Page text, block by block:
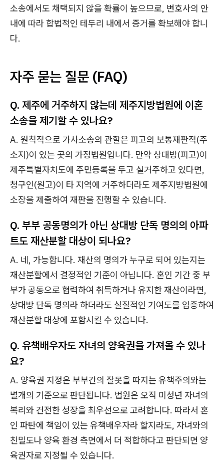
소송에서도 채택되지 않을 확률이 높으므로, 변호사의 안
내에 따라 합법적인 테두리 내에서 증거를 확보해야 합니
다.
자주 묻는 질문 (FAQ)
Q. 제주에 거주하지 않는데 제주지방법원에 이혼
소송을 제기할 수 있나요?
A. 원칙적으로 가사소송의 관할은 피고의 보통재판적(주
소지)이 있는 곳의 가정법원입니다. 만약 상대방(피고)이
제주특별자치도에 주민등록을 두고 실거주하고 있다면,
청구인(원고)이 타 지역에 거주하더라도 제주지방법원에
소장을 제출하여 재판을 진행할 수 있습니다.
Q. 부부 공동명의가 아닌 상대방 단독 명의의 아파
트도 재산분할 대상이 되나요?
A. 네, 가능합니다. 재산의 명의가 누구로 되어 있는지는
재산분할에서 결정적인 기준이 아닙니다. 혼인 기간 중 부
부가 공동으로 협력하여 취득하거나 유지한 재산이라면,
상대방 단독 명의라 하더라도 실질적인 기여도를 입증하여
재산분할 대상에 포함시킬 수 있습니다.
Q. 유책배우자도 자녀의 양육권을 가져올 수 있나
요?
A. 양육권 지정은 부부간의 잘못을 따지는 유책주의와는
별개의 기준으로 판단됩니다. 법원은 오직 미성년 자녀의
복리와 건전한 성장을 최우선으로 고려합니다. 따라서 혼
인 파탄에 책임이 있는 유책배우자라 할지라도, 자녀와의
친밀도나 양육 환경 측면에서 더 적합하다고 판단되면 양
육권자로 지정될 수 있습니다.